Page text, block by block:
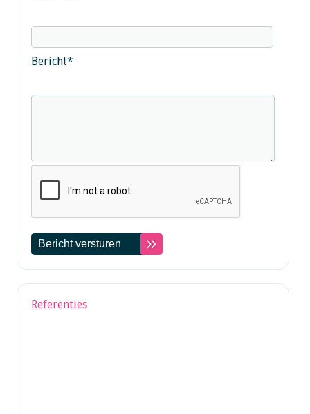
Bericht*
Referenties